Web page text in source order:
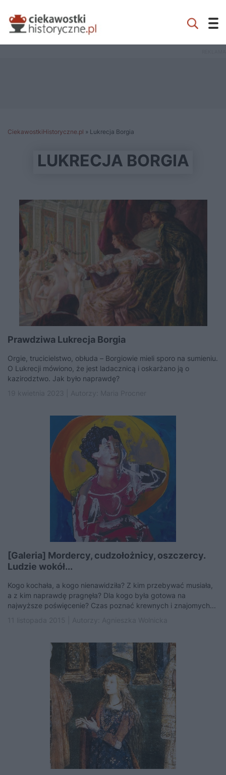
CiekawostkiHistoryczne.pl » Lukrecja Borgia
LUKRECJA BORGIA
Prawdziwa Lukrecja Borgia
Orgie, trucicielstwo, obłuda – Borgiowie mieli sporo na sumieniu.
O Lukrecji mówiono, że jest ladacznicą i oskarżano ją o
kazirodztwo. Jak było naprawdę?
[Galeria] Mordercy, cudzołożnicy, oszczercy.
Ludzie wokół...
Kogo kochała, a kogo nienawidziła? Z kim przebywać musiała,
a z kim naprawdę pragnęła? Dla kogo była gotowa na
najwyższe poświęcenie? Czas poznać krewnych i znajomych...